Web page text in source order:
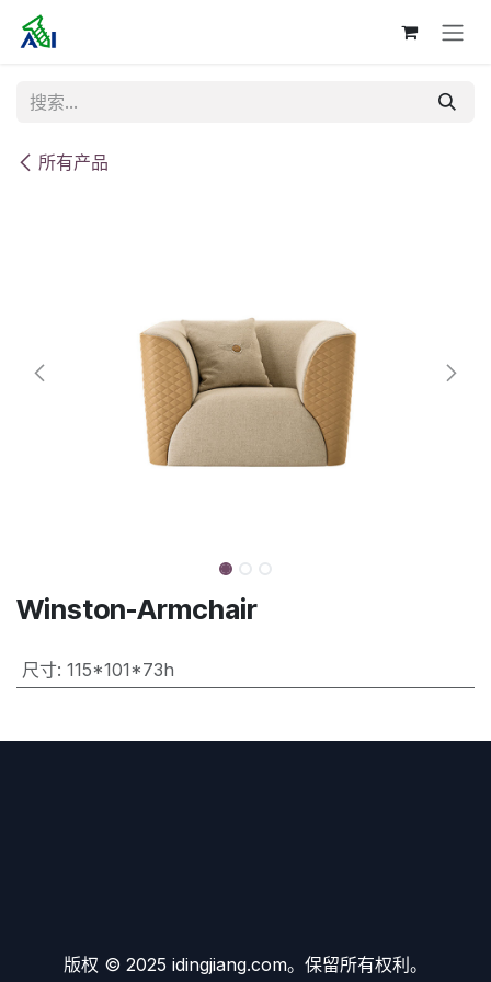
跳至内容
所有产品
Winston-Armchair
尺寸: 115*101*73h
版权 © 2025 idingjiang.com。保留所有权利。